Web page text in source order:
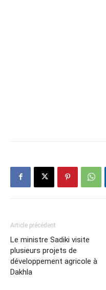
Article précédent
Le ministre Sadiki visite
plusieurs projets de
développement agricole à
Dakhla